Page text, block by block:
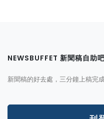
NEWSBUFFET 新聞稿自助
新聞稿的好去處，三分鐘上稿完